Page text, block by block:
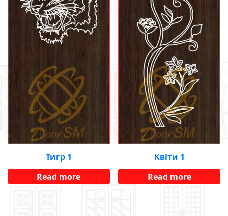
Тигр 1
Read more
Квіти 1
Read more